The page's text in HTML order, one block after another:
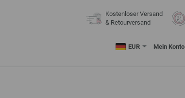
Kostenloser Versand
& Retourversand
EUR Mein Konto